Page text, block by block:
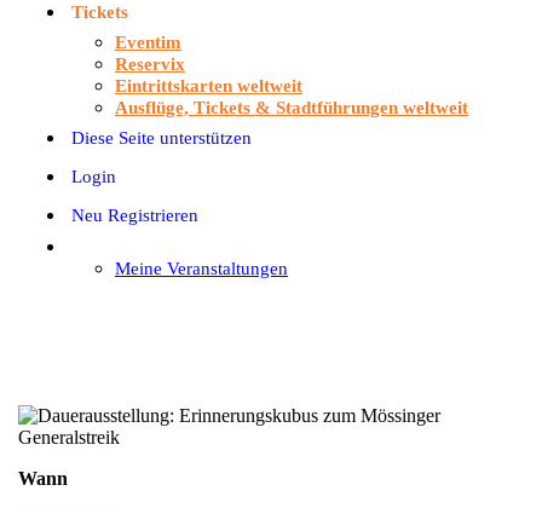
Tickets
Eventim
Reservix
Eintrittskarten weltweit
Ausflüge, Tickets & Stadtführungen weltweit
Diese Seite unterstützen
Login
Neu Registrieren
Meine Veranstaltungen
Wann